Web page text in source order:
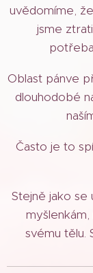
uvědomíme,
jsme
Oblast pánve
dlouhodobé
Často je to
Stejně jako se
svému tělu.